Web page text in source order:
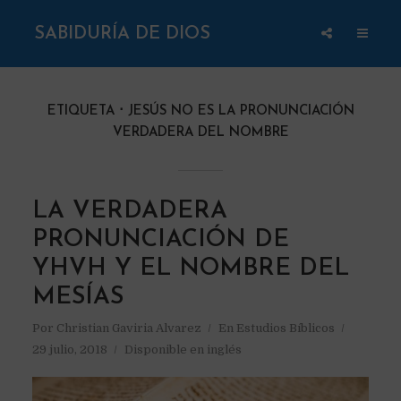
SABIDURÍA DE DIOS
ETIQUETA
JESÚS NO ES LA PRONUNCIACIÓN
VERDADERA DEL NOMBRE
LA VERDADERA
PRONUNCIACIÓN DE
YHVH Y EL NOMBRE DEL
MESÍAS
Por Christian Gaviria Alvarez En Estudios Bíblicos
29 julio, 2018
Disponible en inglés